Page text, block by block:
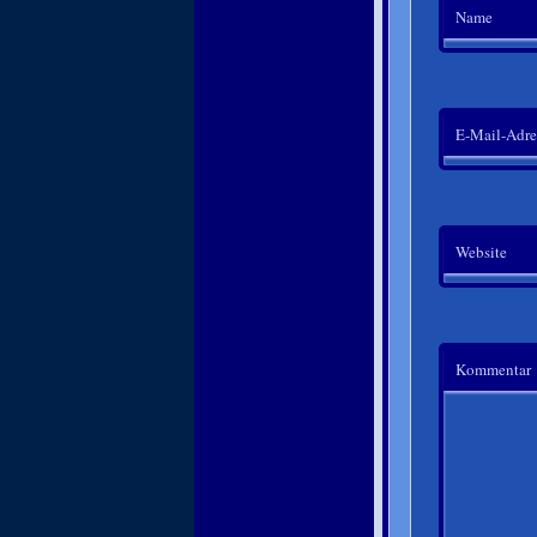
Name
E-Mail-
Website
Kommentar